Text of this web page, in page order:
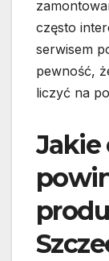
często
serwisem
pewność,
liczyć na
Jakie